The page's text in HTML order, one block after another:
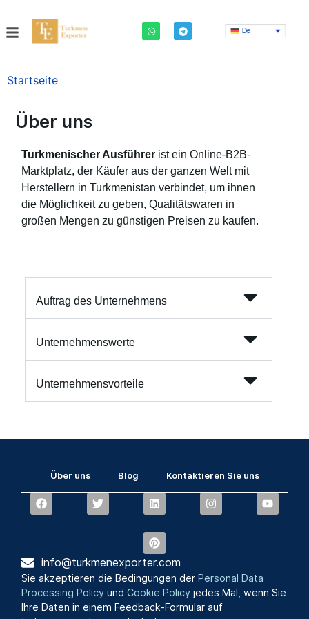
De
Startseite
Über uns
Turkmenischer Ausführerist ein Online-B2B-
Marktplatz, der Käufer aus der ganzen Welt mit
Herstellern in Turkmenistan verbindet, um ihnen
die Möglichkeit zu geben, Qualitätswaren in
großen Mengen zu günstigen Preisen zu kaufen.
Auftrag des Unternehmens
Unternehmenswerte
Unternehmensvorteile
Über uns Blog Kontaktieren Sie uns
info@turkmenexporter.com
Sie akzeptieren die Bedingungen derPersonal Data
Processing Policy undCookie Policy jedes Mal, wenn Sie
Ihre Daten in einem Feedback-Formular auf